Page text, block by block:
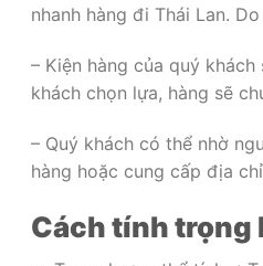
nhanh hàng đi Thái Lan.
– Kiện hàng của quý
khách chọn lựa, hàng sẽ
– Quý khách có thể nhờ
hàng hoặc cung cấp địa
Cách tính trọng